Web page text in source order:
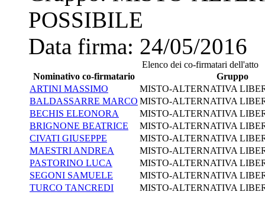
POSSIBILE
Data firma: 24/05/2016
Elenco dei co-firmatari dell'atto
Nominativo co-firmatario
Gruppo
ARTINI MASSIMO
MISTO-ALTERNATIVA
BALDASSARRE MARCO MISTO-ALTERNATIVA
BECHIS ELEONORA
MISTO-ALTERNATIVA
BRIGNONE BEATRICE
MISTO-ALTERNATIVA
CIVATI GIUSEPPE
MISTO-ALTERNATIVA
MAESTRI ANDREA
MISTO-ALTERNATIVA
PASTORINO LUCA
MISTO-ALTERNATIVA
SEGONI SAMUELE
MISTO-ALTERNATIVA
TURCO TANCREDI
MISTO-ALTERNATIVA